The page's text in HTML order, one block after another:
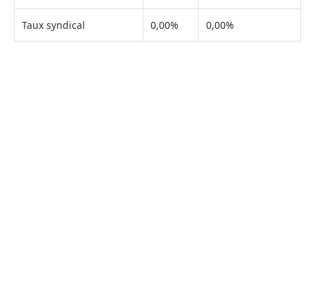
Taux syndical 0,00% 0,00%